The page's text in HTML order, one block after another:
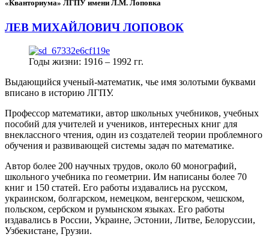
«Кванториума» ЛГПУ имени Л.М. Лоповка
ЛЕВ МИХАЙЛОВИЧ ЛОПОВОК
Годы жизни: 1916 – 1992 гг.
Выдающийся ученый-математик, чье имя золотыми буквами
вписано в историю ЛГПУ.
Профессор математики, автор школьных учебников, учебных
пособий для учителей и учеников, интересных книг для
внеклассного чтения, один из создателей теории проблемного
обучения и развивающей системы задач по математике.
Автор более 200 научных трудов, около 60 монографий,
школьного учебника по геометрии. Им написаны более 70
книг и 150 статей. Его работы издавались на русском,
украинском, болгарском, немецком, венгерском, чешском,
польском, сербском и румынском языках. Его работы
издавались в России, Украине, Эстонии, Литве, Белоруссии,
Узбекистане, Грузии.